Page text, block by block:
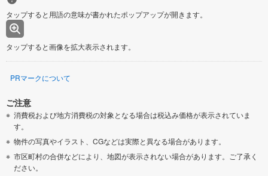
タップすると用語の意味が書かれたポップアップが開きます。
タップすると画像を拡大表示されます。
PRマークについて
ご注意
消費税および地方消費税の対象となる場合は税込み価格が表示されていま
す。
物件の写真やイラスト、CGなどは実際と異なる場合があります。
市区町村の合併などにより、地図が表示されない場合があります。ご了承く
ださい。